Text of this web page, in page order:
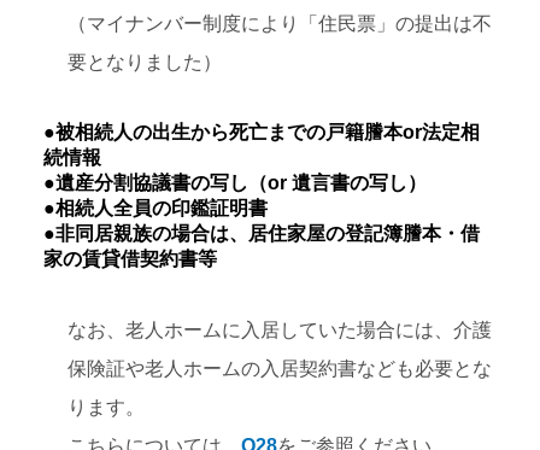
（マイナンバー制度により「住民票」の提出は不
要となりました）
●被相続人の出生から死亡までの戸籍謄本or法定相
続情報
●遺産分割協議書の写し（or 遺言書の写し）
●相続人全員の印鑑証明書
●非同居親族の場合は、居住家屋の登記簿謄本・借
家の賃貸借契約書等
なお、老人ホームに入居していた場合には、介護
保険証や老人ホームの入居契約書なども必要とな
ります。
こちらについては、 Q28をご参照ください。